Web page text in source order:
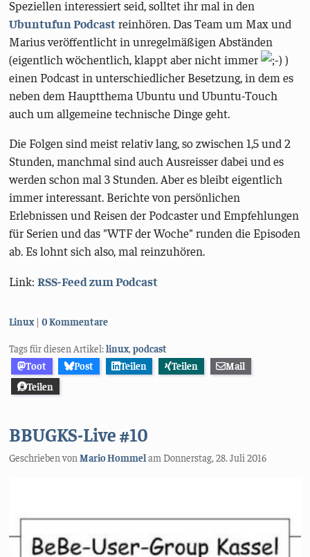
Speziellen interessiert seid, solltet ihr mal in den
Ubuntufun Podcastreinhören. Das Team um Max und
Marius veröffentlicht in unregelmäßigen Abständen
(eigentlich wöchentlich, klappt aber nicht immer
)
einen Podcast in unterschiedlicher Besetzung, in dem es
neben dem Hauptthema Ubuntu und Ubuntu-Touch
auch um allgemeine technische Dinge geht.
Die Folgen sind meist relativ lang, so zwischen 1,5 und 2
Stunden, manchmal sind auch Ausreisser dabei und es
werden schon mal 3 Stunden. Aber es bleibt eigentlich
immer interessant. Berichte von persönlichen
Erlebnissen und Reisen der Podcaster und Empfehlungen
für Serien und das "WTF der Woche" runden die Episoden
ab. Es lohnt sich also, mal reinzuhören.
Link:RSS-Feed zum Podcast
Kategorien:
Linux 0 Kommentare
Tags für diesen Artikel:linux,podcast
Toot
Post Teilen Teilen
Mail
Teilen
BBUGKS-Live #10
Geschrieben vonMario HommelamDonnerstag, 28. Juli 2016